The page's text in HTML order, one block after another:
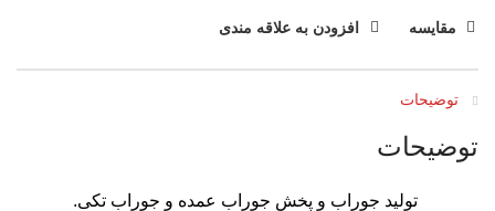
مقایسه افزودن به علاقه مندی
توضیحات
توضیحات
تولید جوراب و پخش جوراب عمده و جوراب تکی.